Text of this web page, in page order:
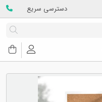
دسترسی سریع